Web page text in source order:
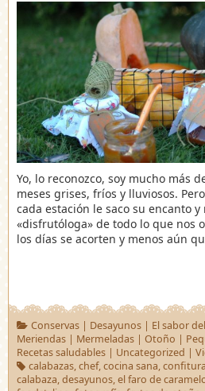
Yo, lo reconozco, soy mucho más
meses grises, fríos y lluviosos.
cada estación le saco su encanto
«disfrutóloga» de todo lo que nos
los días se acorten y menos aún
Conservas| Desayunos| El sabor
Meriendas | Mermeladas | Otoño |
Recetas saludables | Uncategorized |
calabazas,chef,cocina sana,
calabaza,desayunos,el faro de